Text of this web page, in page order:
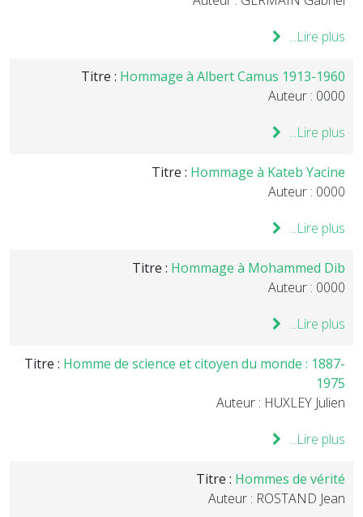
Lire plus...
Titre : Hommage à Albert Camus 1913-1960
Auteur : 0000
Lire plus...
Titre : Hommage à Kateb Yacine
Auteur : 0000
Lire plus...
Titre : Hommage à Mohammed Dib
Auteur : 0000
Lire plus...
Titre : Homme de science et citoyen du monde : 1887-
1975
Auteur : HUXLEY Julien
Lire plus...
Titre : Hommes de vérité
Auteur : ROSTAND Jean